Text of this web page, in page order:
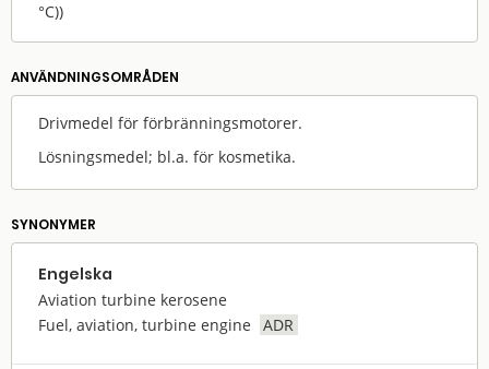
°C))
ANVÄNDNINGS­OMRÅDEN
Drivmedel för förbränningsmotorer.
Lösningsmedel; bl.a. för kosmetika.
SYNONYMER
Engelska
Aviation turbine kerosene
Fuel, aviation, turbine engine
ADR